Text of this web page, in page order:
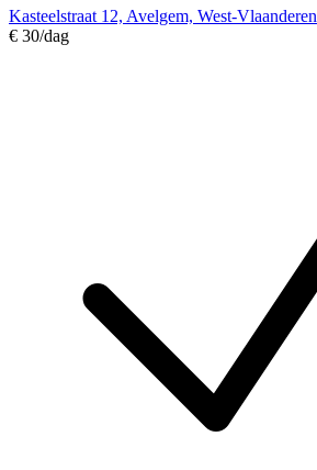
Kasteelstraat 12, Avelgem, West-Vlaanderen
€ 30/dag